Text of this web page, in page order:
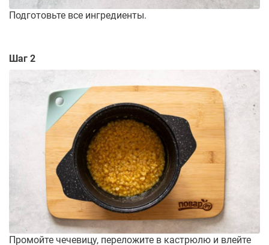
Подготовьте все ингредиенты.
Шаг 2
Промойте чечевицу, переложите в кастрюлю и влейте